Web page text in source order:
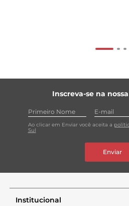
Inscreva-se na
Ao clicar em Enviar você aceita a
Sul
Enviar
Institucional